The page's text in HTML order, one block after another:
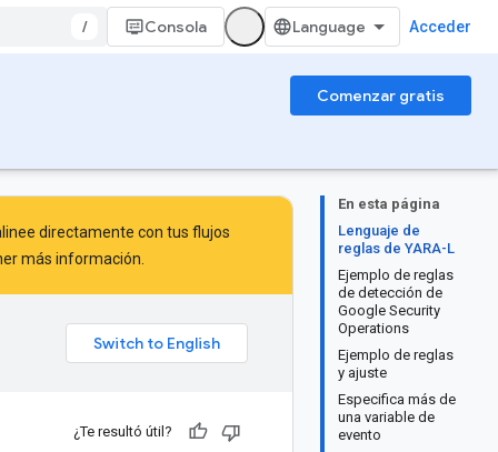
/ Consola Acceder
Comenzar gratis
En esta página
Lenguaje de
reglas de YARA-L
Ejemplo de reglas
de detección de
Google Security
Operations
Ejemplo de reglas
y ajuste
Especifica más de
una variable de
evento
directamente con tus flujos
más información.
¿Te resultó útil?